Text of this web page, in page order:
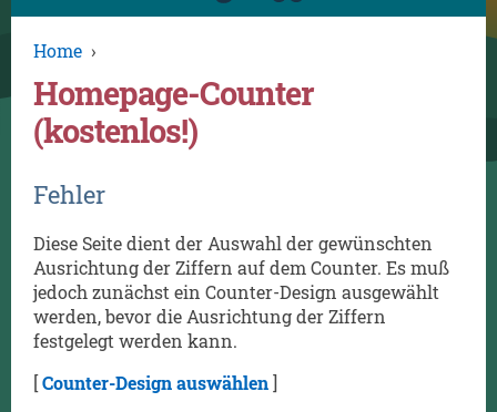
Home ›
Homepage-Counter
(kostenlos!)
Fehler
Diese Seite dient der Auswahl der gewünschten
Ausrichtung der Ziffern auf dem Counter. Es muß
jedoch zunächst ein Counter-Design ausgewählt
werden, bevor die Ausrichtung der Ziffern
festgelegt werden kann.
[Counter-Design auswählen]